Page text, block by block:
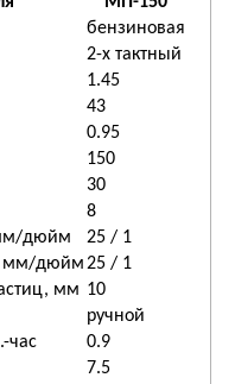
бен­зи­но­вая
2-х такт­ный
1.45
43
0.95
150
30
8
мм/дюйм
25 / 1
мм/дюйм25 / 1
мм 10
руч­ной
час
0.9
7.5